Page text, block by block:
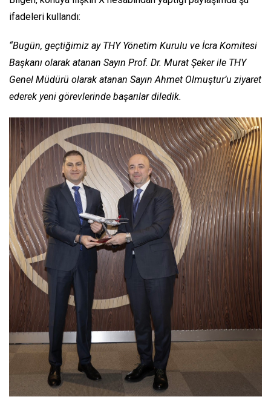
ifadeleri kullandı:
“Bugün, geçtiğimiz ay THY Yönetim Kurulu ve İcra Komitesi
Başkanı olarak atanan Sayın Prof. Dr. Murat Şeker ile THY
Genel Müdürü olarak atanan Sayın Ahmet Olmuştur’u ziyaret
ederek yeni görevlerinde başarılar diledik.